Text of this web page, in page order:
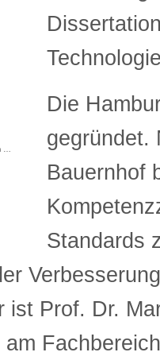
…
Die
gegründet.
Bauernhof
Standards
ist Prof. Dr.